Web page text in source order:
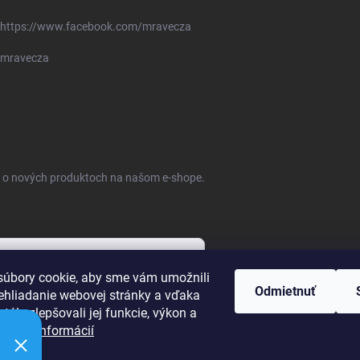
cookie, aby sme vám umožnili
webovej stránky a vďaka
zlepšovali jej funkcie, výkon a
Viac informácií
Odmietnuť
https://www.facebook.com/mravecza
mravecza
nových produktoch na našom e-shope.
údajov